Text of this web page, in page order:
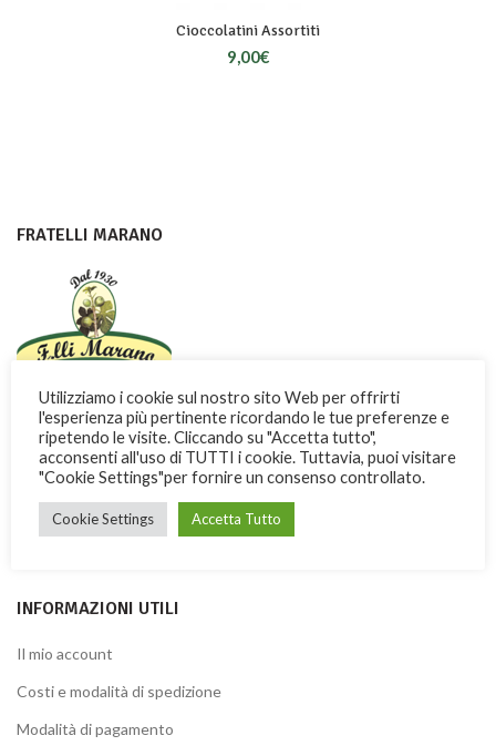
Cioccolatini Assortiti
9,00€
FRATELLI MARANO
Con dedizione e passione i Fratelli Marano fanno conoscere nel
mondo una dolce ricchezza di Calabria
Via Garibaldi, 3 -13 – 87032 Amantea (CS) ITALY
Telefono: + 39 0982.41277
INFORMAZIONI UTILI
Il mio account
Costi e modalità di spedizione
Modalità di pagamento
Utilizziamo i cookie sul nostro sito Web per offrirti
l'esperienza più pertinente ricordando le tue preferenze e
ripetendo le visite. Cliccando su "Accetta tutto",
acconsenti all'uso di TUTTI i cookie. Tuttavia, puoi visitare
"Cookie Settings"per fornire un consenso controllato.
Cookie Settings Accetta Tutto